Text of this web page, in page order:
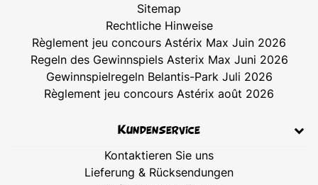
Sitemap
Rechtliche Hinweise
Règlement jeu concours Astérix Max Juin 2026
Regeln des Gewinnspiels Asterix Max Juni 2026
Gewinnspielregeln Belantis-Park Juli 2026
Règlement jeu concours Astérix août 2026
Kundenservice
Kontaktieren Sie uns
Lieferung & Rücksendungen